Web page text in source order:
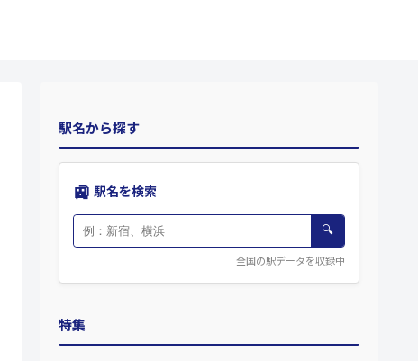
駅名から探す
🚉 駅名を検索
🔍
全国の駅データを収録中
特集